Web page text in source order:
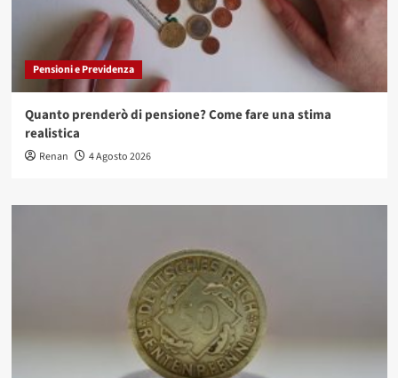
Pensioni e Previdenza
Quanto prenderò di pensione? Come fare una stima
realistica
Renan 4 Agosto 2026